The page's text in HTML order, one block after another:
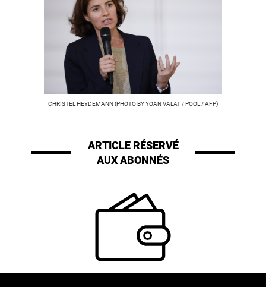
CHRISTEL HEYDEMANN (PHOTO BY YOAN VALAT / POOL / AFP)
ARTICLE RÉSERVÉ
AUX ABONNÉS